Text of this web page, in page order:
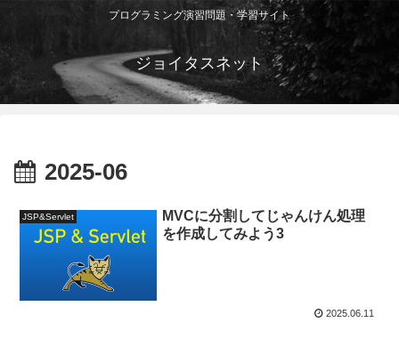
プログラミング演習問題・学習サイト
ジョイタスネット
2025-06
JSP&Servlet
MVCに分割してじゃんけん処理
を作成してみよう3
2025.06.11